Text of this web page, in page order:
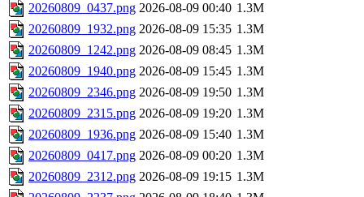
20260809_0437.png 2026-08-09 00:40 1.3M
20260809_1932.png 2026-08-09 15:35 1.3M
20260809_1242.png 2026-08-09 08:45 1.3M
20260809_1940.png 2026-08-09 15:45 1.3M
20260809_2346.png 2026-08-09 19:50 1.3M
20260809_2315.png 2026-08-09 19:20 1.3M
20260809_1936.png 2026-08-09 15:40 1.3M
20260809_0417.png 2026-08-09 00:20 1.3M
20260809_2312.png 2026-08-09 19:15 1.3M